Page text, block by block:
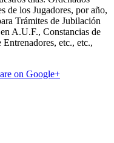
de los Jugadores, por año,
Trámites de Jubilación
A.U.F., Constancias de
etc., etc.,
on Google+